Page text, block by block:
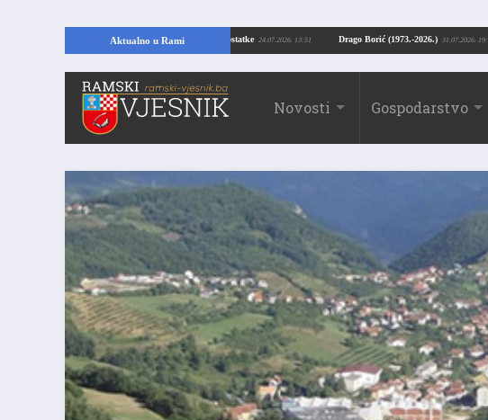
Aktualno u Rami Drago Borić (1973.-2026.)
U RAMI: Kopajući temelje kuće, pronašao vrijedne arheološke ostatke 24.07.2026. 13:51
Novosti Gospodarstvo